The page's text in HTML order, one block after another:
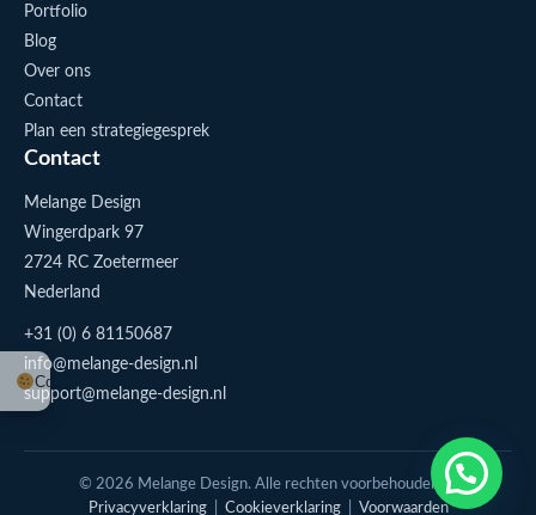
Cookie-instellingen
Stuur me een appje
Portfolio
Blog
Over ons
Contact
Plan een strategiegesprek
Contact
Melange Design
Wingerdpark 97
2724 RC Zoetermeer
Nederland
+31 (0) 6 81150687
info@melange-design.nl
support@melange-design.nl
© 2026 Melange Design. Alle rechten voorbehouden. |
Privacyverklaring| Cookieverklaring| Voorwaarden